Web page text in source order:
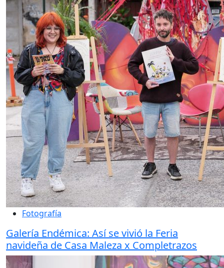
Fotografía
Galería Endémica: Así se vivió la Feria
navideña de Casa Maleza x Completrazos